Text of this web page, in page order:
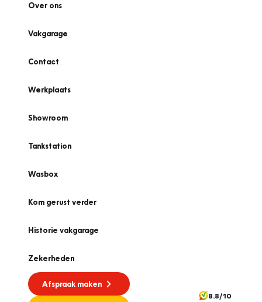
Over ons
Vakgarage
Contact
Werkplaats
Showroom
Tankstation
Wasbox
Kom gerust verder
Historie vakgarage
Zekerheden
Afspraak maken
8.8/10